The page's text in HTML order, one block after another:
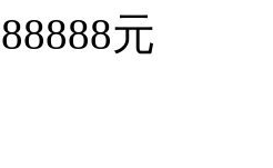
元